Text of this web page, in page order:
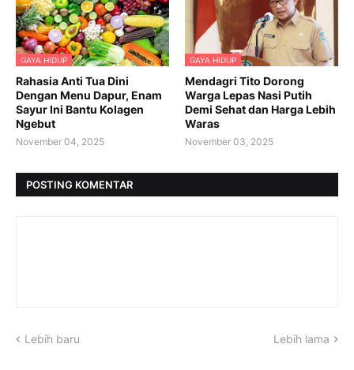
GAYA HIDUP
Rahasia Anti Tua Dini
Dengan Menu Dapur, Enam
Sayur Ini Bantu Kolagen
Ngebut
November 04, 2025
GAYA HIDUP
Mendagri Tito Dorong
Warga Lepas Nasi Putih
Demi Sehat dan Harga Lebih
Waras
November 03, 2025
POSTING KOMENTAR
Lebih baru Lebih lama